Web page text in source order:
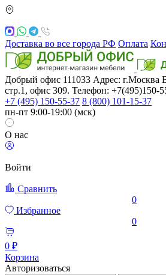
Доставка во все города РФ Оплата
Добрый офис 111033 Адрес: г.Москва
стр.1, офис 309. Телефон: +7(495)150-
+7 (495) 150-55-37 8 (800) 101-15-37
пн-пт 9:00-19:00 (мск)
О нас
Войти
Сравнить
0
Избранное
0
0 ₽
Корзина
Авторизоваться